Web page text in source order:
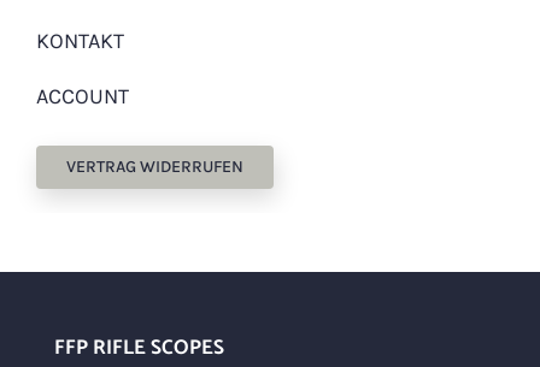
Es gilt unsere
WIDERRUF BESTÄTIGEN
FFP RIFLE SCOPES
KONTAKT
ACCOUNT
VERTRAG WIDERRUFEN